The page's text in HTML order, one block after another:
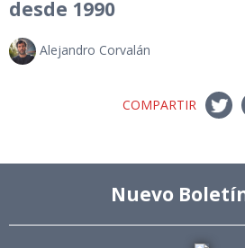
desde 1990
Alejandro Corvalán
COMPARTIR
Nuevo